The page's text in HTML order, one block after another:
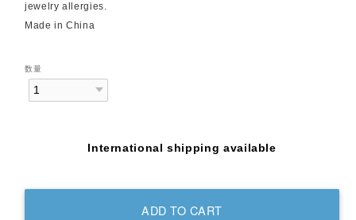
jewelry allergies.
Made in China
数量
International shipping available
ADD TO CART